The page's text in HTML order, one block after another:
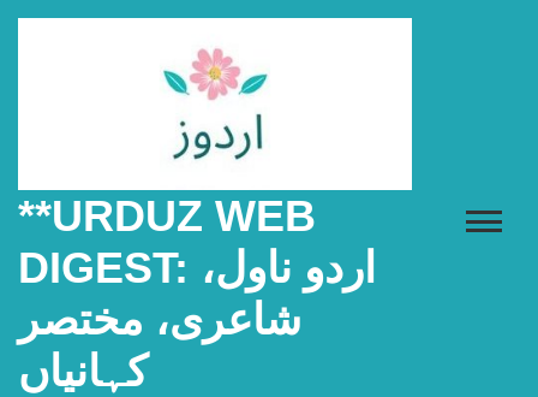
**URDUZ WEB
DIGEST: اردو ناول،
شاعری، مختصر
کہانیاں